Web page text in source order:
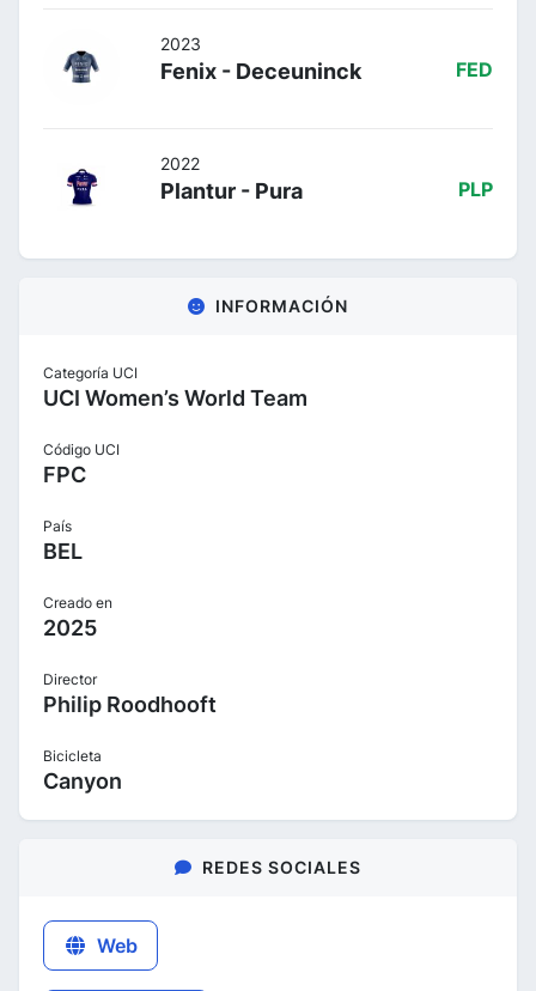
2023
Fenix - Deceuninck FED
2022
Plantur - Pura PLP
INFORMACIÓN
Categoría UCI
UCI Women’s World Team
Código UCI
FPC
País
BEL
Creado en
2025
Director
Philip Roodhooft
Bicicleta
Canyon
REDES SOCIALES
Web